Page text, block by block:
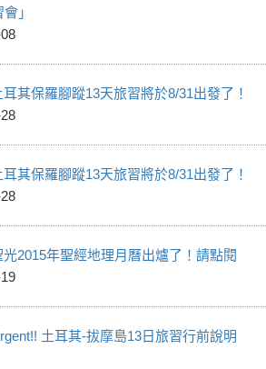
」
耳其保羅腳蹤13天旅習將於8/31出發了！
耳其保羅腳蹤13天旅習將於8/31出發了！
光2015年聖經地理月曆出爐了！請點閱
土耳其-拔摩島13日旅習行前說明